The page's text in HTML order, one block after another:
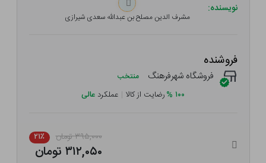
نویسنده:
مشرف الدین مصلح بن عبدالله سعدی شیرازی
فروشنده
فروشگاه شهرفرهنگ منتخب
۱۰۰ %رضایت از کالا | عملکرد عالی
۳۹۵,۰۰۰ تومان ۲۱٪
۳۱۲,۰۵۰ تومان